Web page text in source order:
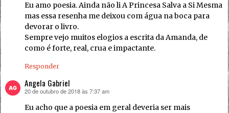
Eu amo poesia. Ainda não li A Princesa Salva a Si Mesma
mas essa resenha me deixou com água na boca para
devorar o livro.
Sempre vejo muitos elogios a escrita da Amanda, de
como é forte, real, crua e impactante.
Responder
Angela Gabriel
disse:
20 de outubro de 2018 às 7:37 am
Eu acho que a poesia em geral deveria ser mais